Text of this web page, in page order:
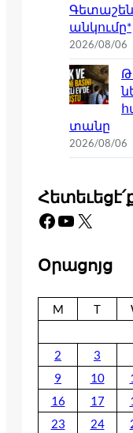
անկումը*
2026/08/06
տանը
2026/08/06
Facebook YouTube X
Օրացոյց
M
T
2
3
9
10
16
17
23
24